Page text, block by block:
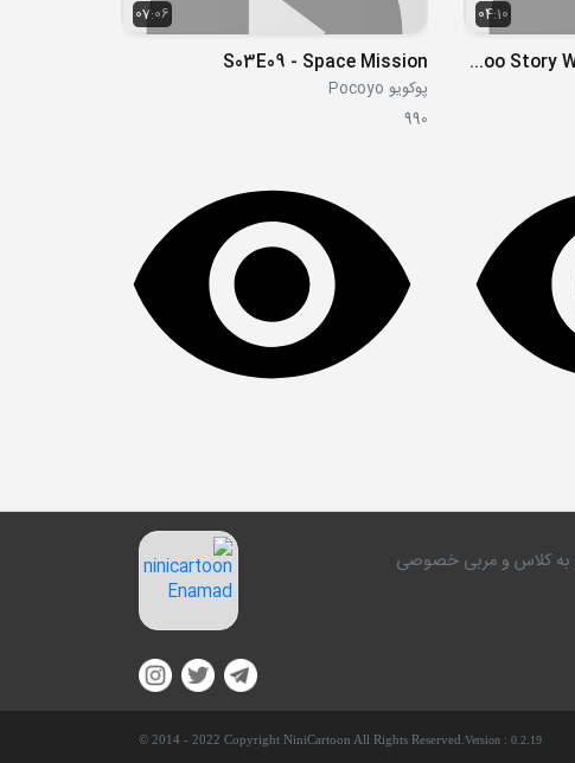
04:10
Boo Boo Story With Finger Family Song
07:06
S03E09 - Space Mission
پوکویو Pocoyo
990
به کلاس و مربی خصوصی
© 2014 - 2022 Copyright NiniCartoon All Rights Reserved. Version : 0.2.19